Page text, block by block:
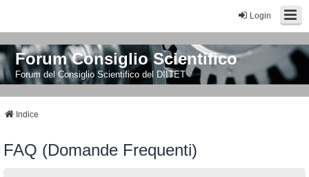
Login
Forum Consiglio Scientifico
Forum del Consiglio Scientifico del DIITET
Indice
FAQ (Domande Frequenti)